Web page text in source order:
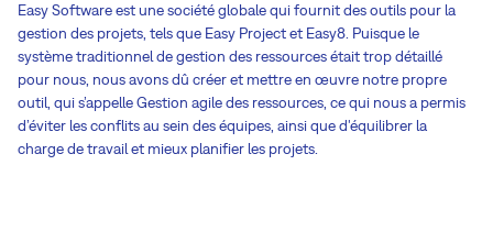
Easy Software est une société globale qui fournit des outils pour la
gestion des projets, tels que Easy Project et Easy8. Puisque le
système traditionnel de gestion des ressources était trop détaillé
pour nous, nous avons dû créer et mettre en œuvre notre propre
outil, qui s’appelle Gestion agile des ressources, ce qui nous a permis
d’éviter les conflits au sein des équipes, ainsi que d'équilibrer la
charge de travail et mieux planifier les projets.